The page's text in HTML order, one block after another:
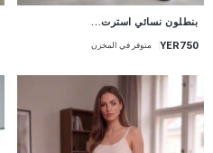
بنطلون نسائي استرت...
YER750 متوفر في المخزن